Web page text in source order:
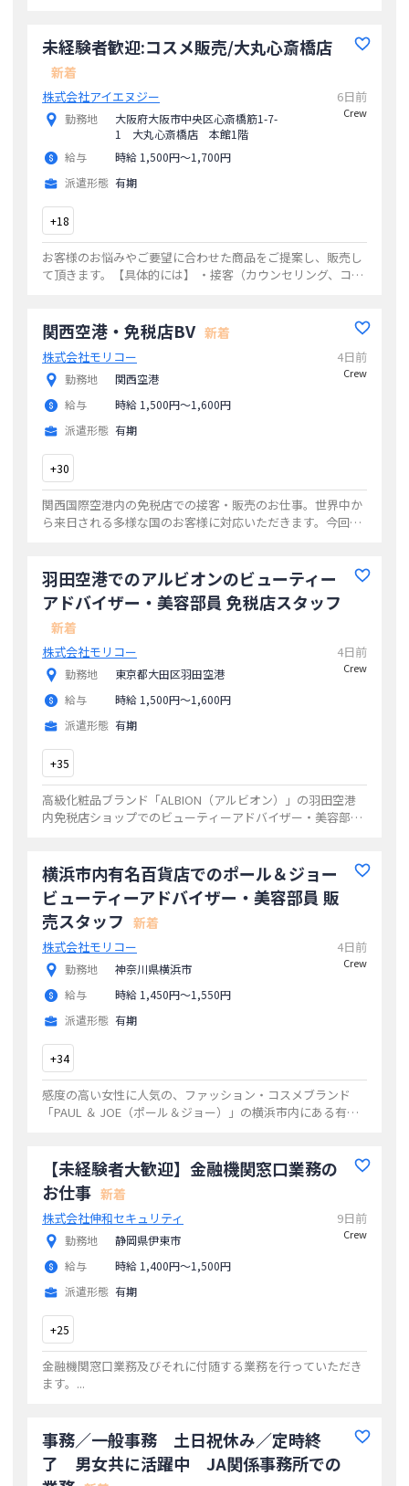
未経験者歓迎:コスメ販売/大丸心斎橋店
新着
株式会社アイエヌジー
勤務地
大阪府大阪市中央区心斎橋筋1-7-
1 大丸心斎橋店 本館1階
給与
時給 1,500円〜1,700円
派遣形態 有期
6日前
Crew
+18
お客様のお悩みやご要望に合わせた商品をご提案し、販売し
て頂きます。【具体的には】 ・接客（カウンセリング、コス
関西空港・免税店BV 新着
株式会社モリコー
勤務地
関西空港
給与
時給 1,500円〜1,600円
派遣形態 有期
4日前
Crew
+30
関西国際空港内の免税店での接客・販売のお仕事。世界中か
ら来日される多様な国のお客様に対応いただきます。今回は
羽田空港でのアルビオンのビューティー
アドバイザー・美容部員 免税店スタッフ
新着
株式会社モリコー
勤務地
東京都大田区羽田空港
給与
時給 1,500円〜1,600円
派遣形態 有期
4日前
Crew
+35
高級化粧品ブランド「ALBION（アルビオン）」の羽田空港
内免税店ショップでのビューティーアドバイザー・美容部員
横浜市内有名百貨店でのポール＆ジョー
ビューティーアドバイザー・美容部員 販
売スタッフ 新着
株式会社モリコー
勤務地
神奈川県横浜市
給与
時給 1,450円〜1,550円
派遣形態 有期
4日前
Crew
+34
感度の高い女性に人気の、ファッション・コスメブランド
「PAUL ＆ JOE（ポール＆ジョー）」の横浜市内にある有名
【未経験者大歓迎】金融機関窓口業務の
お仕事 新着
株式会社伸和セキュリティ
勤務地
静岡県伊東市
給与
時給 1,400円〜1,500円
派遣形態 有期
9日前
Crew
+25
金融機関窓口業務及びそれに付随する業務を行っていただき
ます。 ...
事務／一般事務 土日祝休み／定時終
了 男女共に活躍中 JA関係事務所での